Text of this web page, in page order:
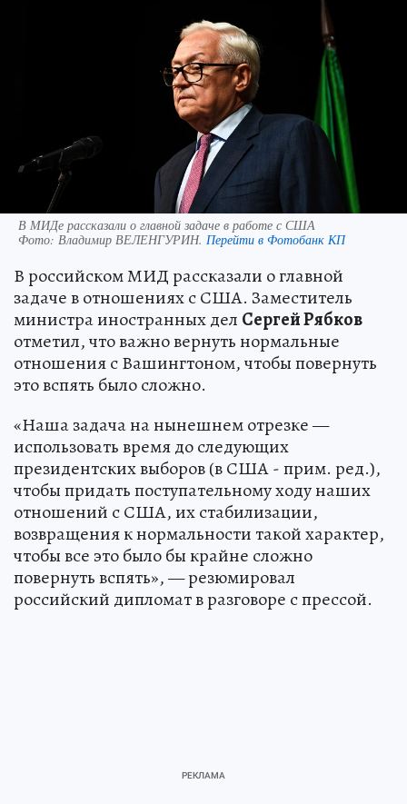
В МИДе рассказали о главной задаче в работе с США
Фото: Владимир ВЕЛЕНГУРИН. Перейти в Фотобанк КП
В российском МИД рассказали о главной
задаче в отношениях с США. Заместитель
министра иностранных дел Сергей Рябков
отметил, что важно вернуть нормальные
отношения с Вашингтоном, чтобы повернуть
это вспять было сложно.
«Наша задача на нынешнем отрезке —
использовать время до следующих
президентских выборов (в США - прим. ред.),
чтобы придать поступательному ходу наших
отношений с США, их стабилизации,
возвращения к нормальности такой характер,
чтобы все это было бы крайне сложно
повернуть вспять», — резюмировал
российский дипломат в разговоре с прессой.